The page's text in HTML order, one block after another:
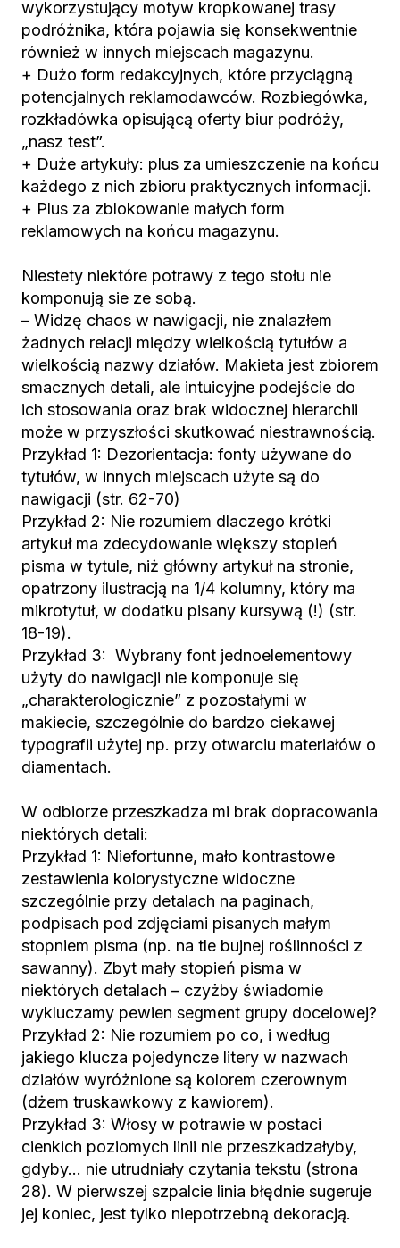
wykorzystujący motyw kropkowanej trasy
podróżnika, która pojawia się konsekwentnie
również w innych miejscach magazynu.
+ Dużo form redakcyjnych, które przyciągną
potencjalnych reklamodawców. Rozbiegówka,
rozkładówka opisującą oferty biur podróży,
„nasz test”.
+ Duże artykuły: plus za umieszczenie na końcu
każdego z nich zbioru praktycznych informacji.
+ Plus za zblokowanie małych form
reklamowych na końcu magazynu.
Niestety niektóre potrawy z tego stołu nie
komponują sie ze sobą.
– Widzę chaos w nawigacji, nie znalazłem
żadnych relacji między wielkością tytułów a
wielkością nazwy działów. Makieta jest zbiorem
smacznych detali, ale intuicyjne podejście do
ich stosowania oraz brak widocznej hierarchii
może w przyszłości skutkować niestrawnością.
Przykład 1: Dezorientacja: fonty używane do
tytułów, w innych miejscach użyte są do
nawigacji (str. 62-70)
Przykład 2: Nie rozumiem dlaczego krótki
artykuł ma zdecydowanie większy stopień
pisma w tytule, niż główny artykuł na stronie,
opatrzony ilustracją na 1/4 kolumny, który ma
mikrotytuł, w dodatku pisany kursywą (!) (str.
18-19).
Przykład 3: Wybrany font jednoelementowy
użyty do nawigacji nie komponuje się
„charakterologicznie” z pozostałymi w
makiecie, szczególnie do bardzo ciekawej
typografii użytej np. przy otwarciu materiałów o
diamentach.
W odbiorze przeszkadza mi brak dopracowania
niektórych detali:
Przykład 1: Niefortunne, mało kontrastowe
zestawienia kolorystyczne widoczne
szczególnie przy detalach na paginach,
podpisach pod zdjęciami pisanych małym
stopniem pisma (np. na tle bujnej roślinności z
sawanny). Zbyt mały stopień pisma w
niektórych detalach – czyżby świadomie
wykluczamy pewien segment grupy docelowej?
Przykład 2: Nie rozumiem po co, i według
jakiego klucza pojedyncze litery w nazwach
działów wyróżnione są kolorem czerownym
(dżem truskawkowy z kawiorem).
Przykład 3: Włosy w potrawie w postaci
cienkich poziomych linii nie przeszkadzałyby,
gdyby… nie utrudniały czytania tekstu (strona
28). W pierwszej szpalcie linia błędnie sugeruje
jej koniec, jest tylko niepotrzebną dekoracją.